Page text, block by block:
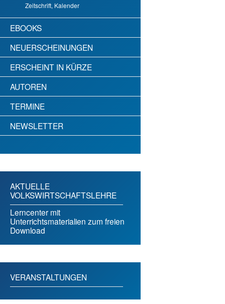
Zeitschrift, Kalender
EBOOKS
NEUERSCHEINUNGEN
ERSCHEINT IN KÜRZE
AUTOREN
TERMINE
NEWSLETTER
AKTUELLE
VOLKSWIRTSCHAFTSLEHRE
Lerncenter mit
Unterrichtsmaterialien zum freien
Download
VERANSTALTUNGEN